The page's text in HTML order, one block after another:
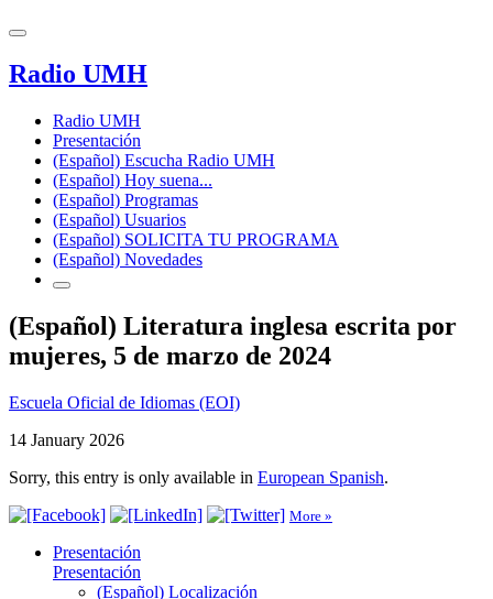
Radio UMH
Radio UMH
Presentación
(Español) Escucha Radio UMH
(Español) Hoy suena...
(Español) Programas
(Español) Usuarios
(Español) SOLICITA TU PROGRAMA
(Español) Novedades
(Español) Literatura inglesa escrita por
mujeres, 5 de marzo de 2024
Escuela Oficial de Idiomas (EOI)
14 January 2026
Sorry, this entry is only available in European Spanish.
More »
Presentación
Presentación
(Español) Localización